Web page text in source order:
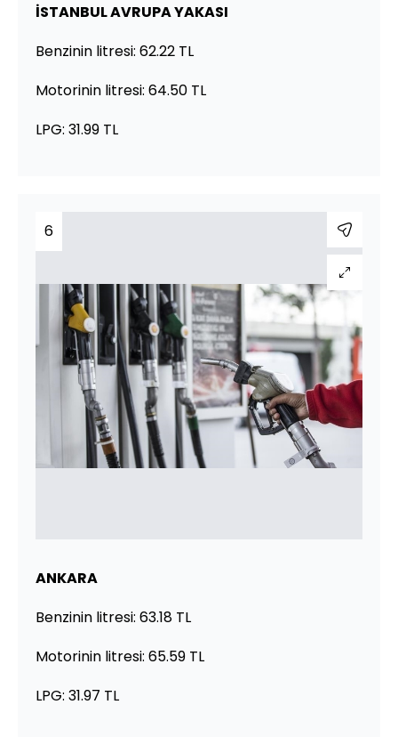
İSTANBUL AVRUPA YAKASI
Benzinin litresi: 62.22 TL
Motorinin litresi: 64.50 TL
LPG: 31.99 TL
6
ANKARA
Benzinin litresi: 63.18 TL
Motorinin litresi: 65.59 TL
LPG: 31.97 TL